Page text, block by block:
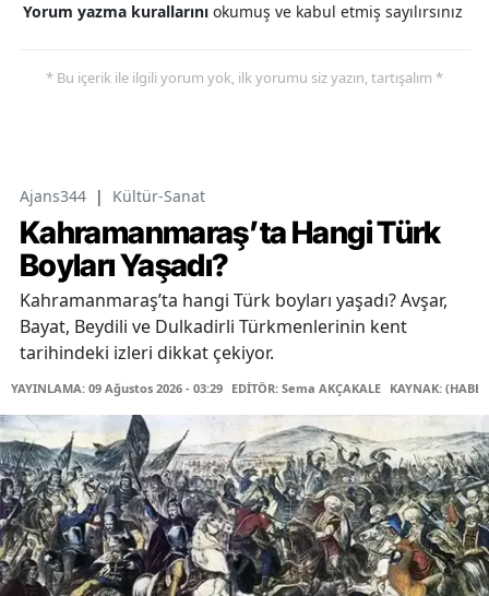
Yorum yazma kurallarını okumuş ve kabul etmiş sayılırsınız
* Bu içerik ile ilgili yorum yok, ilk yorumu siz yazın, tartışalım *
Ajans344 | Kültür-Sanat
Kahramanmaraş’ta Hangi Türk
Boyları Yaşadı?
Kahramanmaraş’ta hangi Türk boyları yaşadı? Avşar,
Bayat, Beydili ve Dulkadirli Türkmenlerinin kent
tarihindeki izleri dikkat çekiyor.
YAYINLAMA: 09 Ağustos 2026 - 03:29 EDİTÖR: Sema AKÇAKALE KAYNAK: